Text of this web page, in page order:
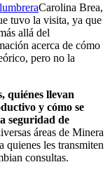
Carolina Brea,
tuvo la visita, ya que
allá del
acerca de cómo
pero no la
quiénes llevan
y cómo se
seguridad de
áreas de Minera
quienes les transmiten
consultas.